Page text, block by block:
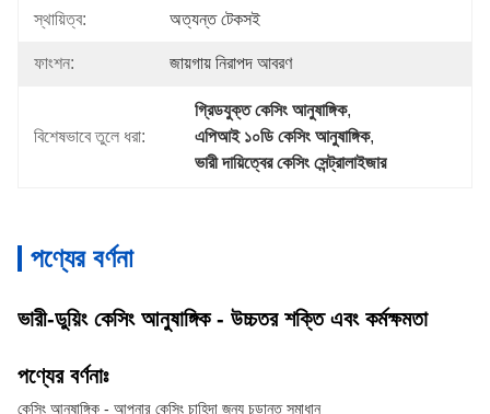
স্থায়িত্ব: অত্যন্ত টেকসই
ফাংশন: জায়গায় নিরাপদ আবরণ
বিশেষভাবে তুলে ধরা:
গ্রিডযুক্ত কেসিং আনুষাঙ্গিক,
এপিআই ১০ডি কেসিং আনুষাঙ্গিক,
ভারী দায়িত্বের কেসিং সেন্ট্রালাইজার
পণ্যের বর্ণনা
ভারী-ডুয়িং কেসিং আনুষাঙ্গিক - উচ্চতর শক্তি এবং কর্মক্ষমতা
পণ্যের বর্ণনাঃ
কেসিং আনুষাঙ্গিক - আপনার কেসিং চাহিদা জন্য চূড়ান্ত সমাধান